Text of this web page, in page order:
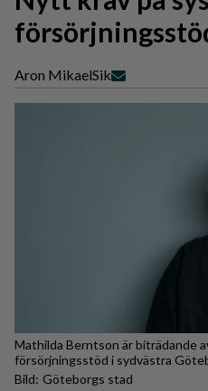
Aron MikaelSik
Mathilda Berntson är biträdande
försörjningsstöd i sydvästra
Göteborgs stad